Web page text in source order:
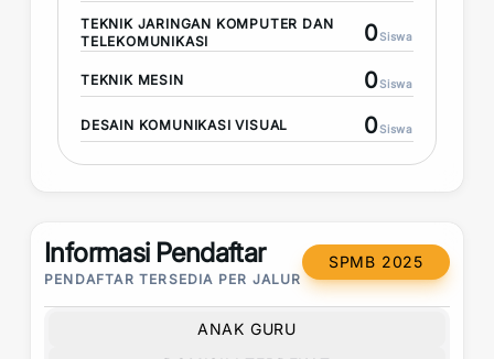
TEKNIK JARINGAN KOMPUTER DAN
TELEKOMUNIKASI
0Siswa
TEKNIK MESIN 0Siswa
DESAIN KOMUNIKASI VISUAL 0Siswa
Informasi Pendaftar
PENDAFTAR TERSEDIA PER JALUR
SPMB 2025
ANAK GURU